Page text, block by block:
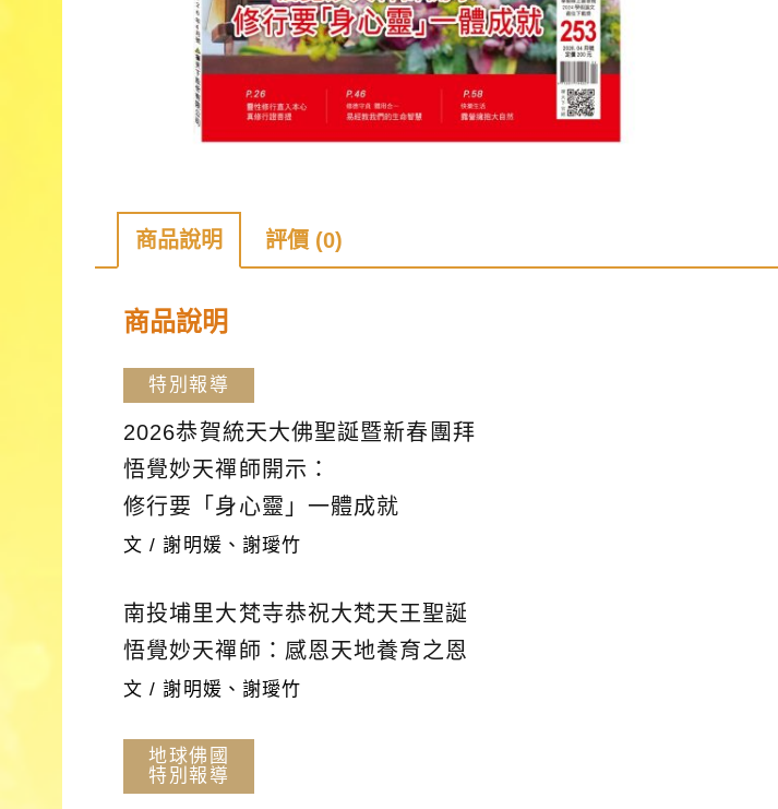
商品說明 評價 (0)
商品說明
特別報導
2026恭賀統天大佛聖誕暨新春團拜
悟覺妙天禪師開示：
修行要「身心靈」一體成就
文 / 謝明媛、謝璦竹
南投埔里大梵寺恭祝大梵天王聖誕
悟覺妙天禪師：感恩天地養育之恩
文 / 謝明媛、謝璦竹
地球佛國
特別報導